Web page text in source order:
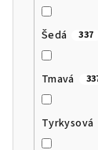
Šedá 337
Tmavá
Tyrkysová